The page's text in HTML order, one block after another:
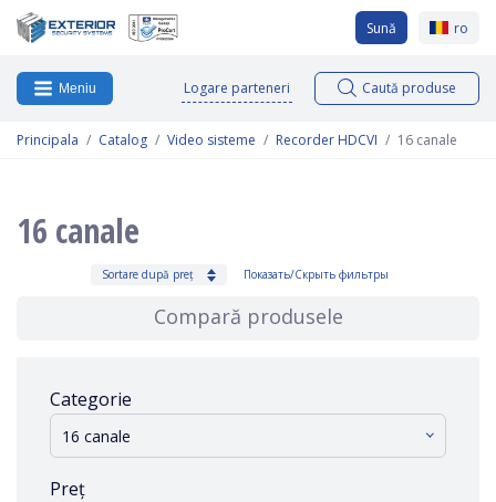
Sună ro
Meniu Logare parteneri Caută produse
Principala Catalog Video sisteme Recorder HDCVI 16 canale
16 canale
Sortare după preț Показать/Скрыть фильтры
Compară produsele
Categorie
16 canale
Preț